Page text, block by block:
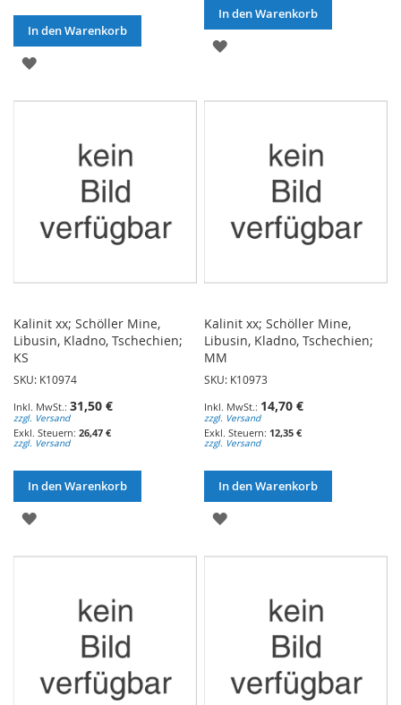
In den Warenkorb
ZUR
In den Warenkorb
ZUR
HINZUFÜGEN
Kalinit xx; Schöller Mine,
Libusin, Kladno, Tschechien;
KS
SKU: K10974
31,50 €
zzgl. Versand
26,47 €
zzgl. Versand
In den Warenkorb
ZUR
Kalinit xx; Schöller Mine,
Libusin, Kladno, Tschechien;
MM
SKU: K10973
14,70 €
zzgl. Versand
12,35 €
zzgl. Versand
In den Warenkorb
ZUR